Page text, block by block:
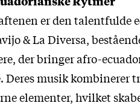
er den talentfulde
& La Diversa,
der bringer afro-
musik kombinerer
elementer, hvilket